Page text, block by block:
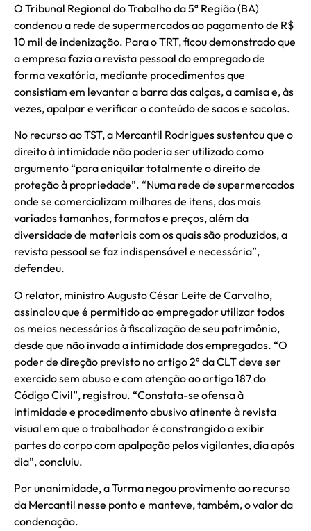
O Tribunal Regional do Trabalho da 5ª Região (BA)
condenou a rede de supermercados ao pagamento de R$
10 mil de indenização. Para o TRT, ficou demonstrado que
a empresa fazia a revista pessoal do empregado de
forma vexatória, mediante procedimentos que
consistiam em levantar a barra das calças, a camisa e, às
vezes, apalpar e verificar o conteúdo de sacos e sacolas.
No recurso ao TST, a Mercantil Rodrigues sustentou que o
direito à intimidade não poderia ser utilizado como
argumento “para aniquilar totalmente o direito de
proteção à propriedade”. “Numa rede de supermercados
onde se comercializam milhares de itens, dos mais
variados tamanhos, formatos e preços, além da
diversidade de materiais com os quais são produzidos, a
revista pessoal se faz indispensável e necessária”,
defendeu.
O relator, ministro Augusto César Leite de Carvalho,
assinalou que é permitido ao empregador utilizar todos
os meios necessários à fiscalização de seu patrimônio,
desde que não invada a intimidade dos empregados. “O
poder de direção previsto no artigo 2º da CLT deve ser
exercido sem abuso e com atenção ao artigo 187 do
Código Civil”, registrou. “Constata-se ofensa à
intimidade e procedimento abusivo atinente à revista
visual em que o trabalhador é constrangido a exibir
partes do corpo com apalpação pelos vigilantes, dia após
dia”, concluiu.
Por unanimidade, a Turma negou provimento ao recurso
da Mercantil nesse ponto e manteve, também, o valor da
condenação.